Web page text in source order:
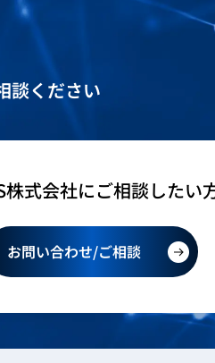
談ください
株式会社にご相談したい
お問い合わせ/ご相談